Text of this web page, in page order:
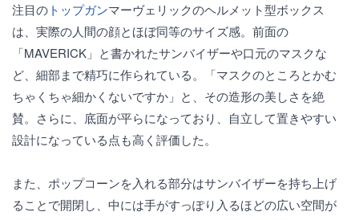
注目の トップガンマーヴェリックのヘルメット型ボックス
は、実際の人間の顔とほぼ同等のサイズ感。前面の
「MAVERICK」と書かれたサンバイザーや口元のマスクな
ど、細部まで精巧に作られている。「マスクのところとかむ
ちゃくちゃ細かくないですか」と、その造形の美しさを絶
賛。さらに、底面が平らになっており、自立して置きやすい
設計になっている点も高く評価した。
また、ポップコーンを入れる部分はサンバイザーを持ち上げ
ることで開閉し、中には手がすっぽり入るほどの広い空間が